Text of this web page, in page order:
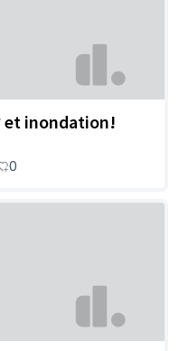
et inondation!
0